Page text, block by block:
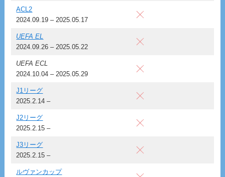
ACL2
2024.09.19 – 2025.05.17
UEFA EL
2024.09.26 – 2025.05.22
UEFA ECL
2024.10.04 – 2025.05.29
J1リーグ
2025.2.14 –
J2リーグ
2025.2.15 –
J3リーグ
2025.2.15 –
ルヴァンカップ